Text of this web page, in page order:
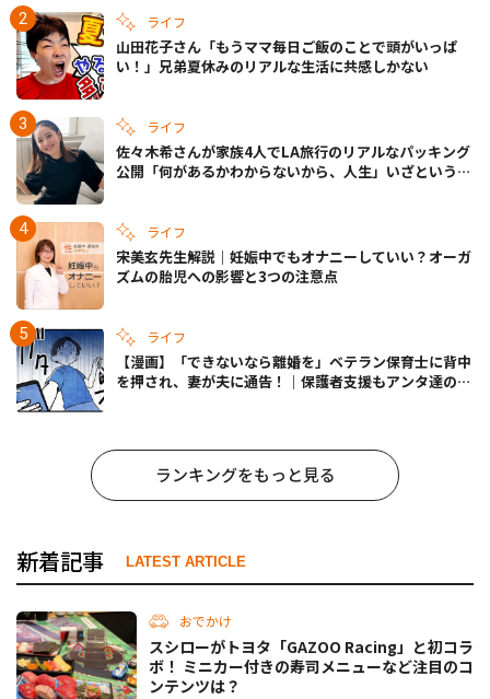
ライフ
山田花子さん「もうママ毎日ご飯のことで頭がいっぱ
い！」兄弟夏休みのリアルな生活に共感しかない
ライフ
佐々木希さんが家族4人でLA旅行のリアルなパッキング
公開「何があるかわからないから、人生」いざというと
ライフ
宋美玄先生解説｜妊娠中でもオナニーしていい？オーガ
ズムの胎児への影響と3つの注意点
ライフ
【漫画】「できないなら離婚を」ベテラン保育士に背中
を押され、妻が夫に通告！｜保護者支援もアンタ達の仕
ランキングをもっと見る
新着記事 LATEST ARTICLE
おでかけ
スシローがトヨタ「GAZOO Racing」と初コラ
ボ！ ミニカー付きの寿司メニューなど注目のコ
ンテンツは？